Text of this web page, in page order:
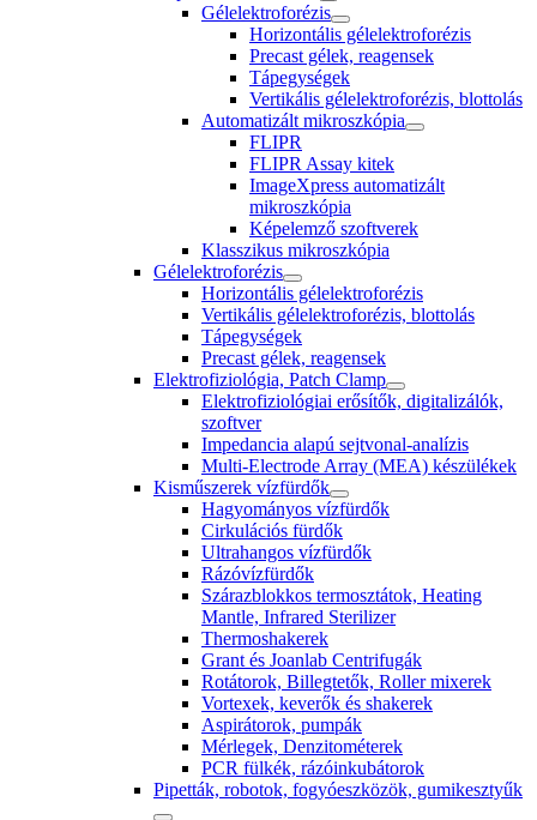
Gélelektroforézis
Horizontális gélelektroforézis
Precast gélek, reagensek
Tápegységek
Vertikális gélelektroforézis, blottolás
Automatizált mikroszkópia
FLIPR
FLIPR Assay kitek
ImageXpress automatizált
mikroszkópia
Képelemző szoftverek
Klasszikus mikroszkópia
Gélelektroforézis
Horizontális gélelektroforézis
Vertikális gélelektroforézis, blottolás
Tápegységek
Precast gélek, reagensek
Elektrofiziológia, Patch Clamp
Elektrofiziológiai erősítők, digitalizálók,
szoftver
Impedancia alapú sejtvonal-analízis
Multi-Electrode Array (MEA) készülékek
Kisműszerek vízfürdők
Hagyományos vízfürdők
Cirkulációs fürdők
Ultrahangos vízfürdők
Rázóvízfürdők
Szárazblokkos termosztátok, Heating
Mantle, Infrared Sterilizer
Thermoshakerek
Grant és Joanlab Centrifugák
Rotátorok, Billegtetők, Roller mixerek
Vortexek, keverők és shakerek
Aspirátorok, pumpák
Mérlegek, Denzitométerek
PCR fülkék, rázóinkubátorok
Pipetták, robotok, fogyóeszközök, gumikesztyűk